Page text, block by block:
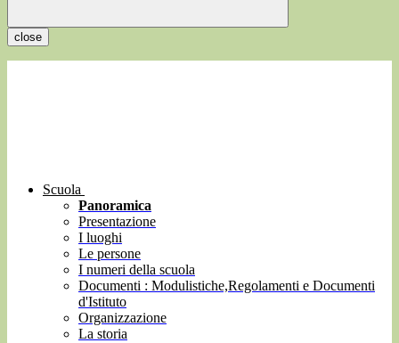
close
Scuola
Panoramica
Presentazione
I luoghi
Le persone
I numeri della scuola
Documenti : Modulistiche,Regolamenti e Documenti
d'Istituto
Organizzazione
La storia